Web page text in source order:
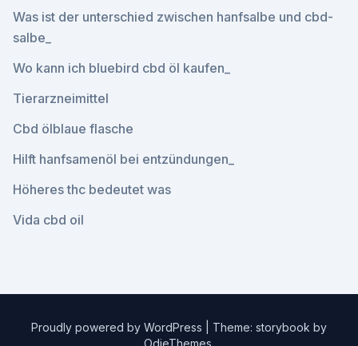
Was ist der unterschied zwischen hanfsalbe und cbd-
salbe_
Wo kann ich bluebird cbd öl kaufen_
Tierarzneimittel
Cbd ölblaue flasche
Hilft hanfsamenöl bei entzündungen_
Höheres thc bedeutet was
Vida cbd oil
Proudly powered by WordPress
Theme: storybook by
OdieThemes